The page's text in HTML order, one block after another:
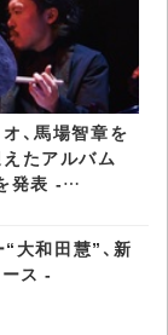
、馬場智章を
たアルバム
発表 -
ニュース
大和田慧”、新
ス -